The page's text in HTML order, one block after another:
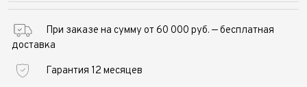
При заказе на сумму от 60 000 руб. — бесплатная
доставка
Гарантия 12 месяцев